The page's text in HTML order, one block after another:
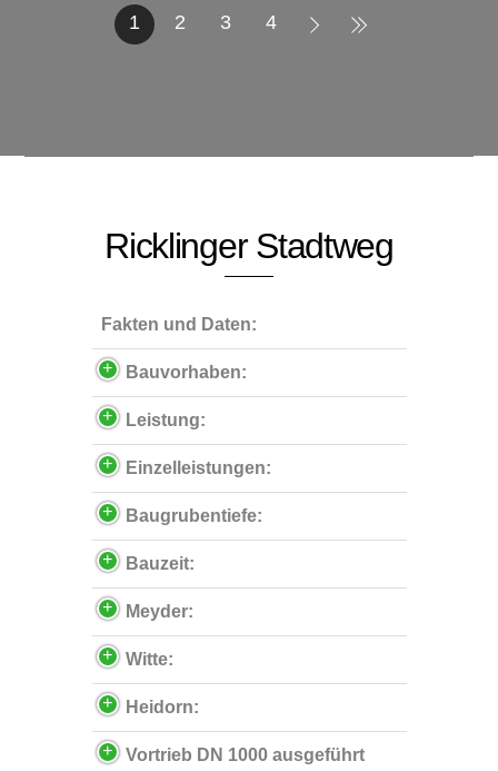
1 2 3 4
Ricklinger Stadtweg
Fakten und Daten:
Bauvorhaben:
Leistung:
Einzelleistungen:
Baugrubentiefe:
Bauzeit:
Meyder:
Witte:
Heidorn:
Vortrieb DN 1000 ausgeführt